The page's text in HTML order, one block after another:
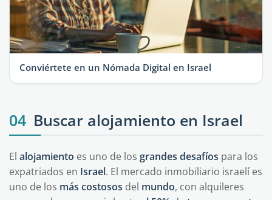
Conviértete en un Nómada Digital en Israel
04 Buscar alojamiento en Israel
El alojamiento es uno de los grandes desafíos para los
expatriados en Israel. El mercado inmobiliario israelí es
uno de los más costosos del mundo, con alquileres